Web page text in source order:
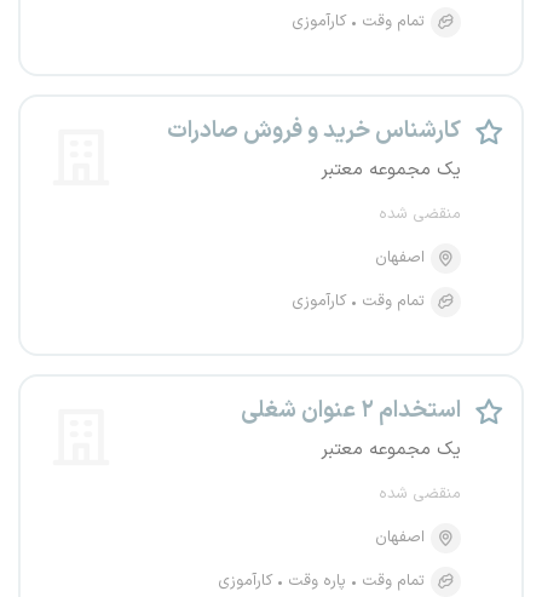
تمام وقت
کارآموزی
کارشناس خرید و فروش صادرات
یک مجموعه معتبر
منقضی شده
اصفهان
تمام وقت
کارآموزی
استخدام ۲ عنوان شغلی
یک مجموعه معتبر
منقضی شده
اصفهان
تمام وقت
پاره وقت کارآموزی